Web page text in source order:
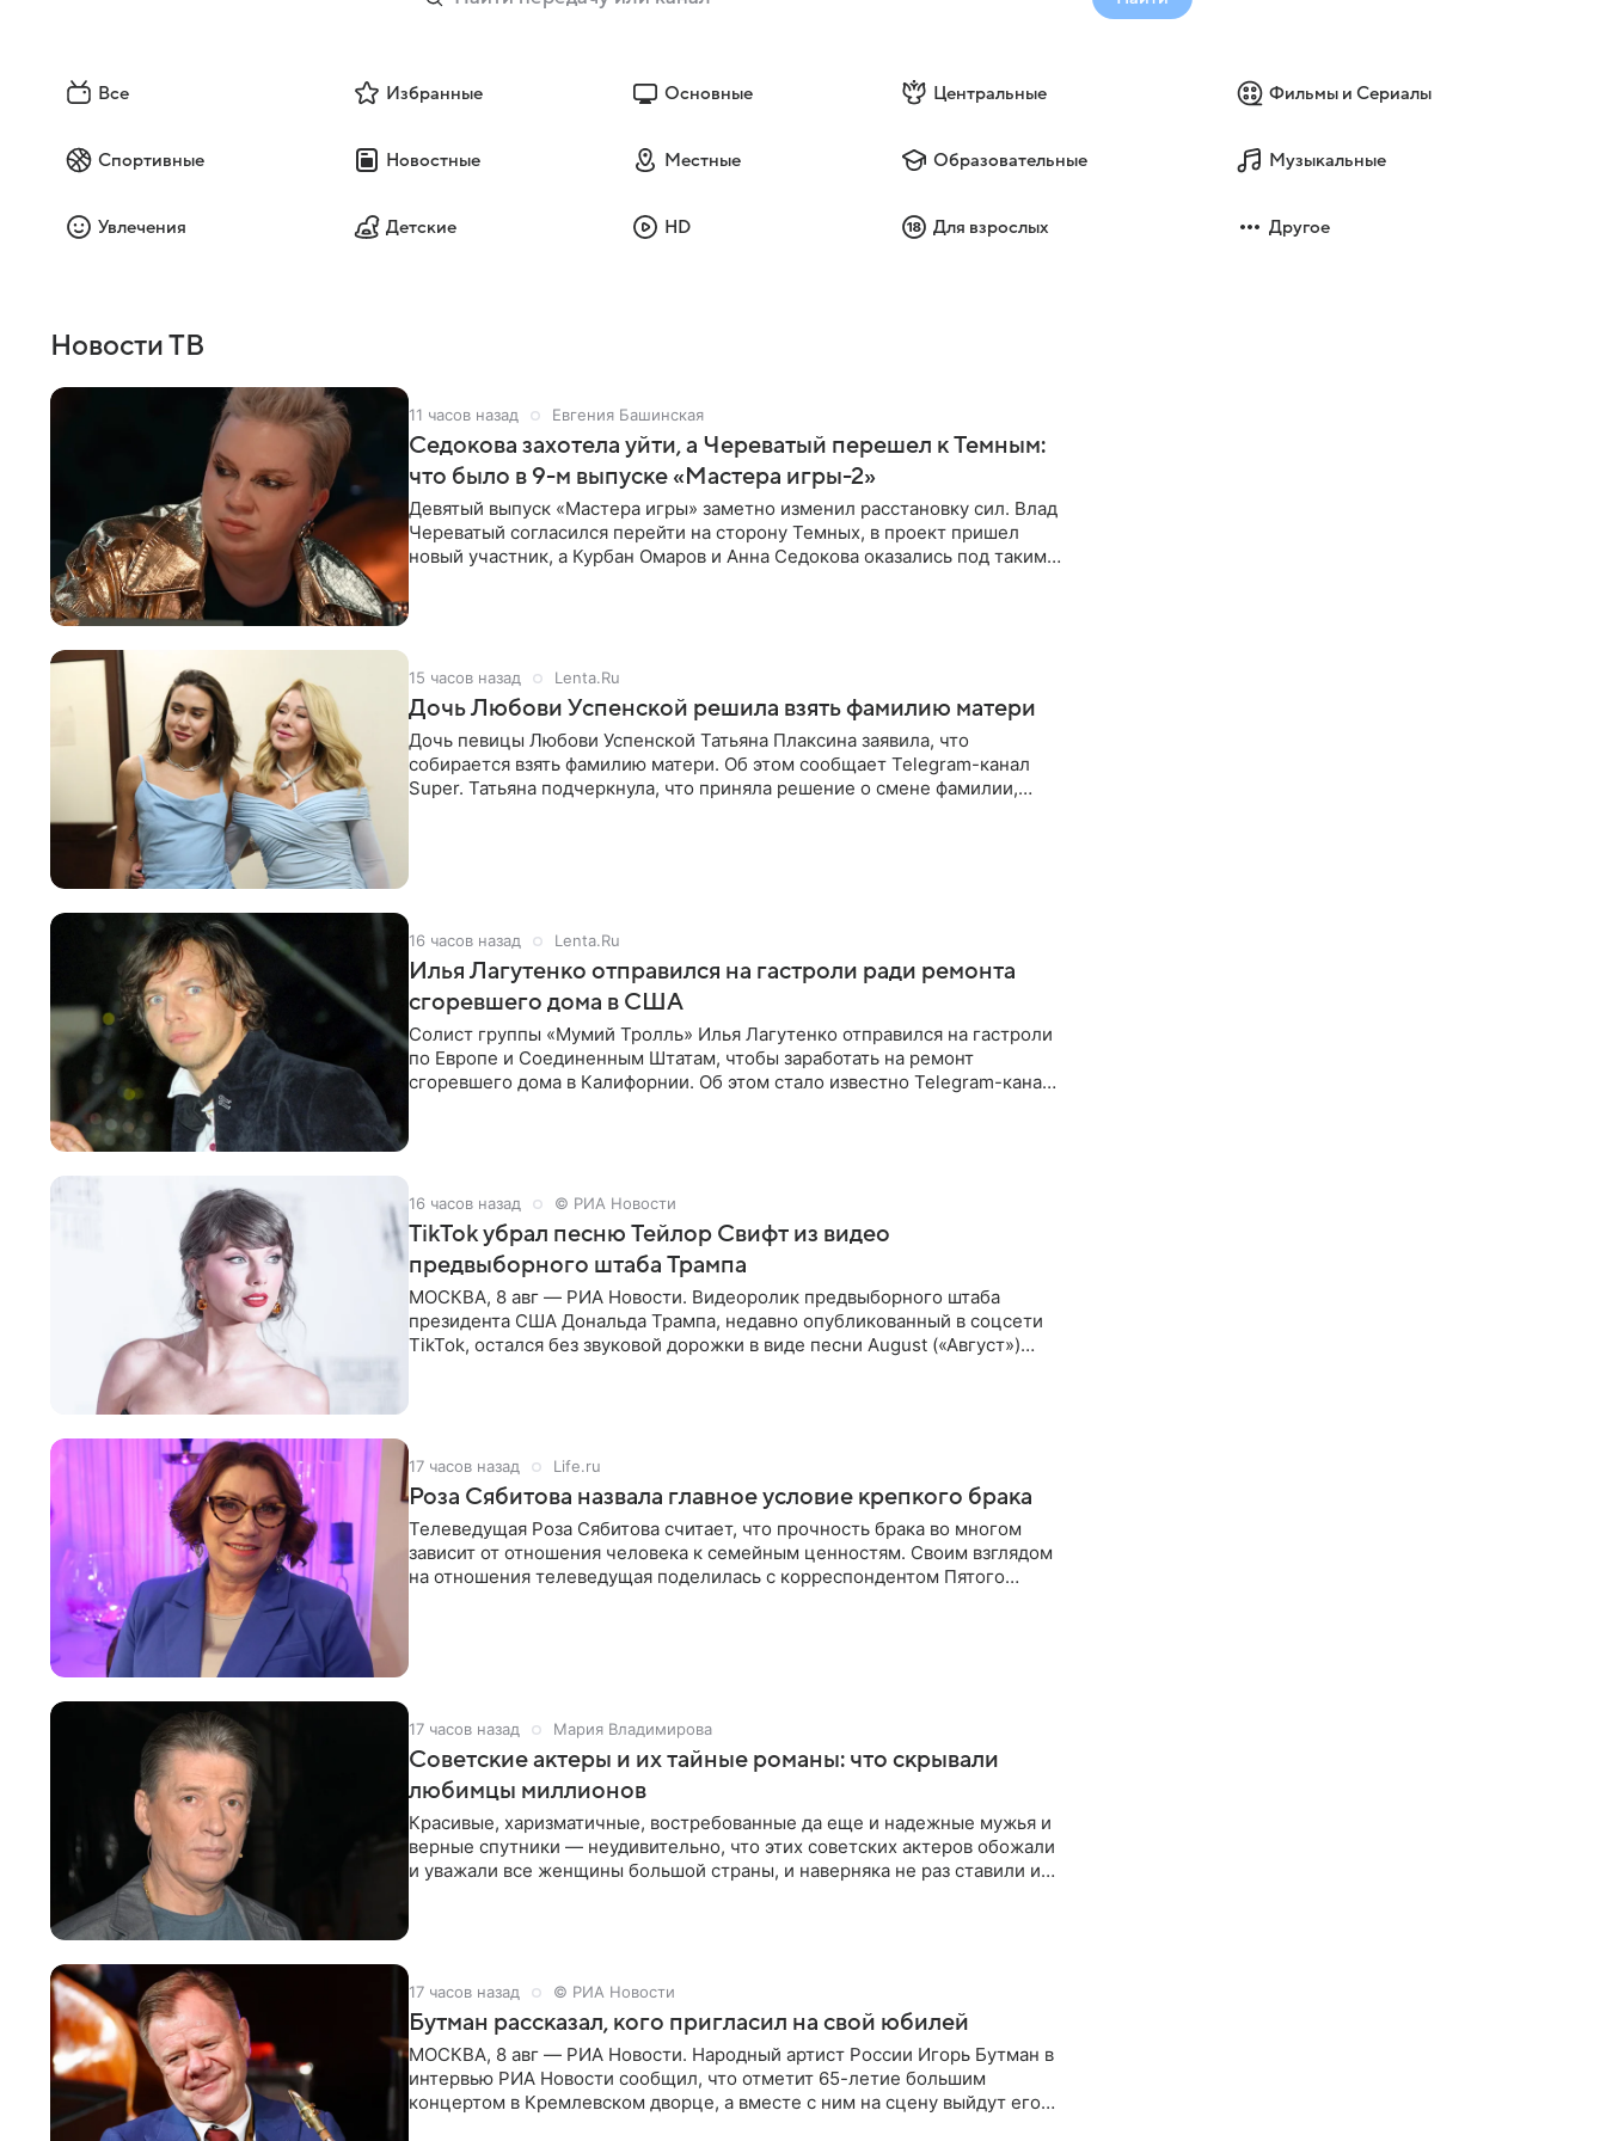
Все Избранные Основные Центральные Фильмы и Сериалы
Спортивные Новостные Местные Образовательные Музыкальные
Увлечения Детские HD Для взрослых Другое
Новости ТВ
11 часов назад Евгения Башинская
Седокова захотела уйти, а Череватый перешел к Темным:
что было в 9-м выпуске «Мастера игры-2»
Девятый выпуск «Мастера игры» заметно изменил расстановку сил. Влад
Череватый согласился перейти на сторону Темных, в проект пришел
новый участник, а Курбан Омаров и Анна Седокова оказались под таким
15 часов назад Lenta.Ru
Дочь Любови Успенской решила взять фамилию матери
Дочь певицы Любови Успенской Татьяна Плаксина заявила, что
собирается взять фамилию матери. Об этом сообщает Telegram-канал
Super. Татьяна подчеркнула, что приняла решение о смене фамилии,
16 часов назад Lenta.Ru
Илья Лагутенко отправился на гастроли ради ремонта
сгоревшего дома в США
Солист группы «Мумий Тролль» Илья Лагутенко отправился на гастроли
по Европе и Соединенным Штатам, чтобы заработать на ремонт
сгоревшего дома в Калифорнии. Об этом стало известно Telegram-каналу
16 часов назад © РИА Новости
TikTok убрал песню Тейлор Свифт из видео
предвыборного штаба Трампа
МОСКВА, 8 авг — РИА Новости. Видеоролик предвыборного штаба
президента США Дональда Трампа, недавно опубликованный в соцсети
TikTok, остался без звуковой дорожки в виде песни August («Август»)
17 часов назад Life.ru
Роза Сябитова назвала главное условие крепкого брака
Телеведущая Роза Сябитова считает, что прочность брака во многом
зависит от отношения человека к семейным ценностям. Своим взглядом
на отношения телеведущая поделилась с корреспондентом Пятого
17 часов назад Мария Владимирова
Советские актеры и их тайные романы: что скрывали
любимцы миллионов
Красивые, харизматичные, востребованные да еще и надежные мужья и
верные спутники — неудивительно, что этих советских актеров обожали
и уважали все женщины большой страны, и наверняка не раз ставили их
17 часов назад © РИА Новости
Бутман рассказал, кого пригласил на свой юбилей
МОСКВА, 8 авг — РИА Новости. Народный артист России Игорь Бутман в
интервью РИА Новости сообщил, что отметит 65-летие большим
концертом в Кремлевском дворце, а вместе с ним на сцену выйдут его